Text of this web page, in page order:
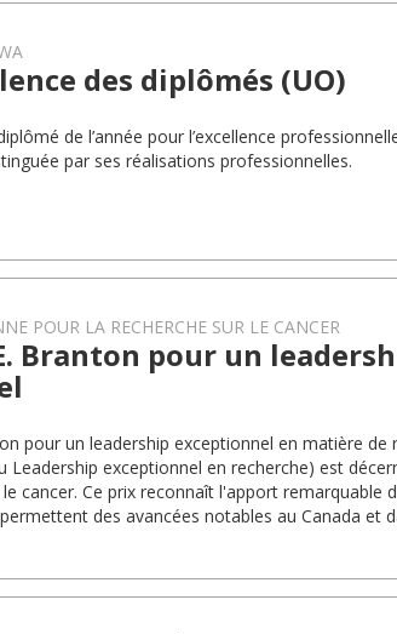
des diplômés (UO)
de l’année pour l’excellence
par ses réalisations professionnelles.
POUR LA RECHERCHE SUR LE CANCER
Branton pour un
pour un leadership exceptionnel en matière de
Leadership exceptionnel en recherche) est
cancer. Ce prix reconnaît l'apport remarquable
des avancées notables au Canada et